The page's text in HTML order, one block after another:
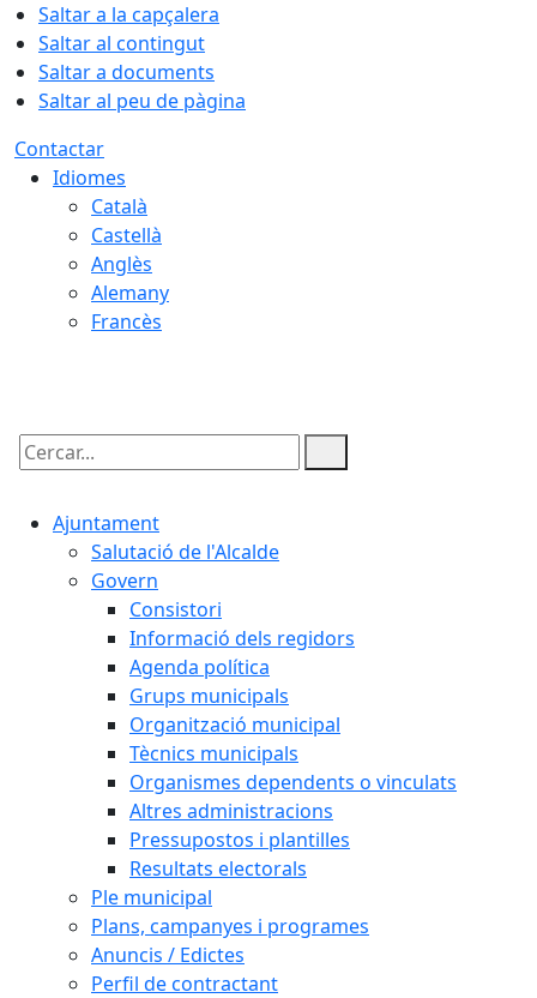
Saltar a la capçalera
Saltar al contingut
Saltar a documents
Saltar al peu de pàgina
Contactar
Idiomes
Català
Castellà
Anglès
Alemany
Francès
Cercar:
Ajuntament
Salutació de l'Alcalde
Govern
Consistori
Informació dels regidors
Agenda política
Grups municipals
Organització municipal
Tècnics municipals
Organismes dependents o vinculats
Altres administracions
Pressupostos i plantilles
Resultats electorals
Ple municipal
Plans, campanyes i programes
Anuncis / Edictes
Perfil de contractant